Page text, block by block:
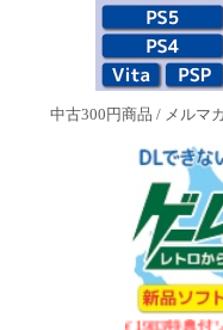
中古300円商品 / メルマ